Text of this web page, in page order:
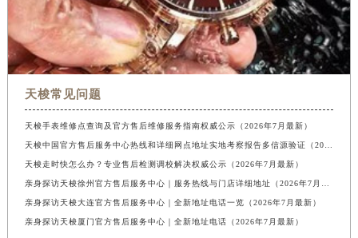
天梭常见问题
天梭手表维修点查询及官方售后维修服务指南权威公示（2026年7月最新）
天梭中国官方售后服务中心热线和详细网点地址实地考察报告多信源验证（2026年7月最新）
天梭走时快怎么办？专业售后检测调校解决权威公示（2026年7月最新）
亲身探访天梭徐州官方售后服务中心｜服务热线与门店详细地址（2026年7月最新）
亲身探访天梭大连官方售后服务中心｜全新地址电话一览（2026年7月最新）
亲身探访天梭厦门官方售后服务中心｜全新地址电话（2026年7月最新）